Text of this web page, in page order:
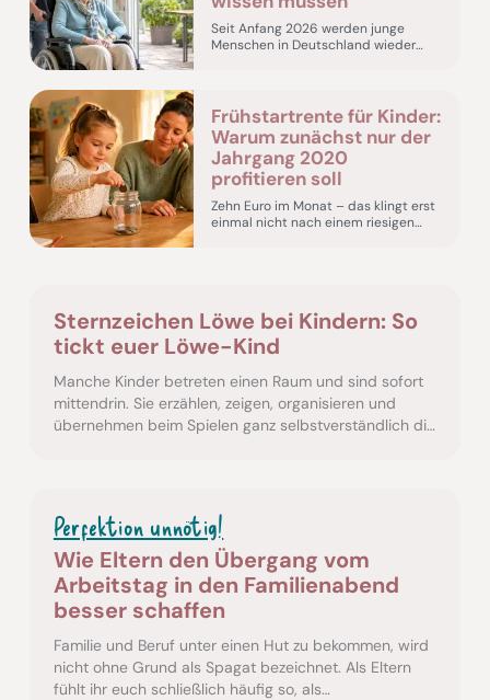
Seit Anfang 2026 werden junge
Menschen in Deutschland wieder
Frühstartrente für Kinder:
Warum zunächst nur der
Jahrgang 2020
profitieren soll
Zehn Euro im Monat – das klingt erst
einmal nicht nach einem riesigen
Sternzeichen Löwe bei Kindern: So
tickt euer Löwe-Kind
Manche Kinder betreten einen Raum und sind sofort
mittendrin. Sie erzählen, zeigen, organisieren und
übernehmen beim Spielen ganz selbstverständlich die
Perfektion unnötig!
Wie Eltern den Übergang vom
Arbeitstag in den Familienabend
besser schaffen
Familie und Beruf unter einen Hut zu bekommen, wird
nicht ohne Grund als Spagat bezeichnet. Als Eltern
fühlt ihr euch schließlich häufig so, als…